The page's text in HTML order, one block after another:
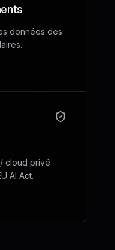
données des
cloud privé
AI Act.